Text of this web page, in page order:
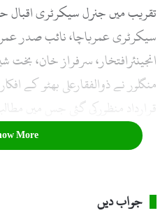
تقریب میں جنرل سیکرٹری اقبال
سیکرٹری عمرباچا، نائب صدر
انجینئرافتخار، سرفراز خان،
منگلور نے ذوالفقارعلی بھٹو کے
قرارداد منظورکی گئی جس میں
تعلق رکھتے ہیں انہیں دوبارہ
More
جواب دیں